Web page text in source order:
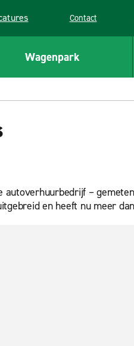
wordt in een nieuw venster
Contact
Wagenpark
–
en heeft nu meer